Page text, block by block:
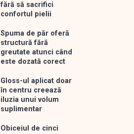
fără să sacrifici
confortul pielii
Spuma de păr oferă
structură fără
greutate atunci când
este dozată corect
Gloss-ul aplicat doar
în centru creează
iluzia unui volum
suplimentar
Obiceiul de cinci